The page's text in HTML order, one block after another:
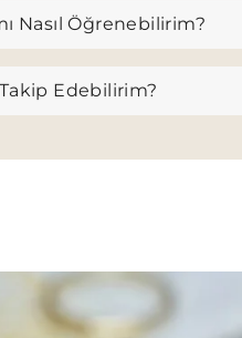
Nasıl Öğrenebilirim?
Edebilirim?